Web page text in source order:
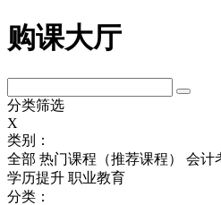
购课大厅
分类筛选
X
类别：
全部 热门课程（推荐课程） 会计
学历提升 职业教育
分类：